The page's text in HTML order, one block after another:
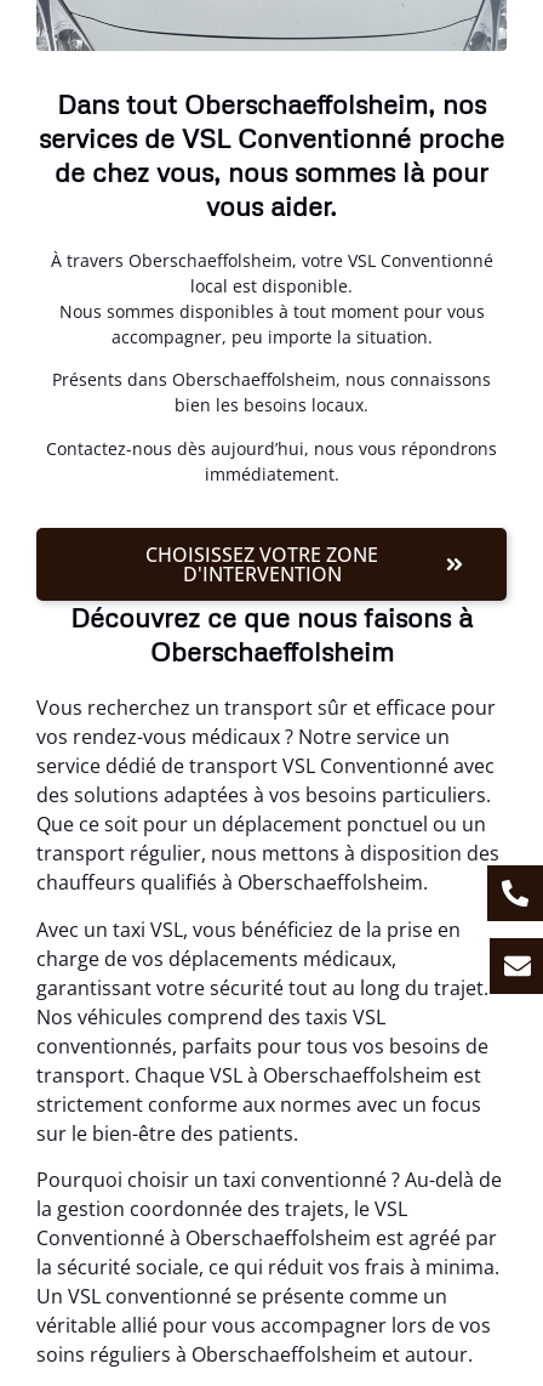
Dans tout Oberschaeffolsheim, nos
services de VSL Conventionné proche
de chez vous, nous sommes là pour
vous aider.
À travers Oberschaeffolsheim, votre VSL Conventionné
local est disponible.
Nous sommes disponibles à tout moment pour vous
accompagner, peu importe la situation.
Présents dans Oberschaeffolsheim, nous connaissons
bien les besoins locaux.
Contactez-nous dès aujourd’hui, nous vous répondrons
immédiatement.
CHOISISSEZ VOTRE ZONE
D'INTERVENTION
Découvrez ce que nous faisons à
Oberschaeffolsheim
Vous recherchez un transport sûr et efficace pour
vos rendez-vous médicaux ? Notre service un
service dédié de transport VSL Conventionné avec
des solutions adaptées à vos besoins particuliers.
Que ce soit pour un déplacement ponctuel ou un
transport régulier, nous mettons à disposition des
chauffeurs qualifiés à Oberschaeffolsheim.
Avec un taxi VSL, vous bénéficiez de la prise en
charge de vos déplacements médicaux,
garantissant votre sécurité tout au long du trajet.
Nos véhicules comprend des taxis VSL
conventionnés, parfaits pour tous vos besoins de
transport. Chaque VSL à Oberschaeffolsheim est
strictement conforme aux normes avec un focus
sur le bien-être des patients.
Pourquoi choisir un taxi conventionné ? Au-delà de
la gestion coordonnée des trajets, le VSL
Conventionné à Oberschaeffolsheim est agréé par
la sécurité sociale, ce qui réduit vos frais à minima.
Un VSL conventionné se présente comme un
véritable allié pour vous accompagner lors de vos
soins réguliers à Oberschaeffolsheim et autour.